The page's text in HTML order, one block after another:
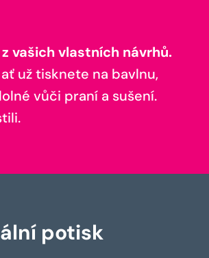
vašich vlastních návrhů.
už tisknete na bavlnu,
vůči praní a sušení.
potisk